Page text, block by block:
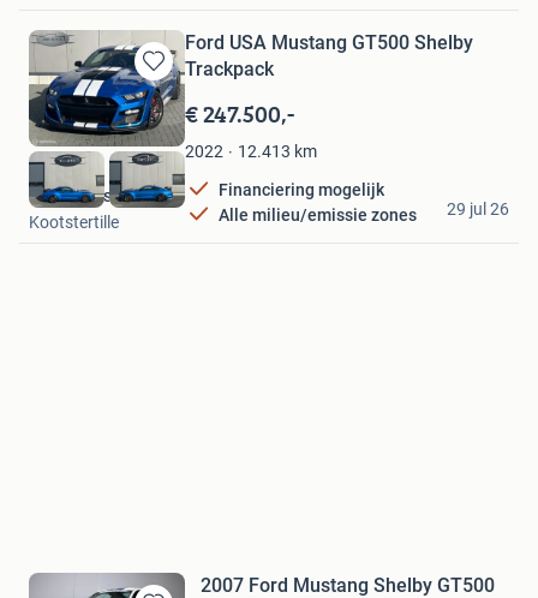
Bewaren
in
Mijn
Favorieten
Ford USA Mustang GT500 Shelby
Trackpack
€ 247.500,-
2022 12.413 km
Financiering mogelijk
Alle milieu/emissie zones
Terp Auto's
Kootstertille
29 jul 26
2007 Ford Mustang Shelby GT500